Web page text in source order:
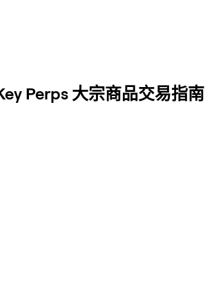
Perps 大宗商品交易指南